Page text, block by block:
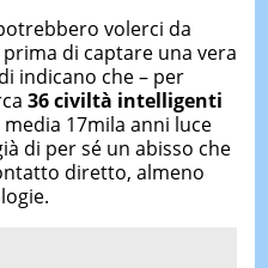
volerci da
prima di captare una vera
indicano che – per
36 civiltà intelligenti
17mila anni luce
di per sé un abisso che
diretto, almeno